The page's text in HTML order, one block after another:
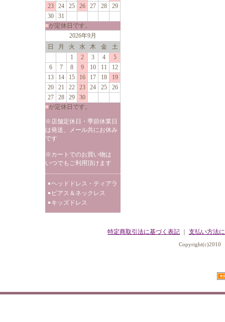
23
24 25 26 27 28
29
30
31
■が定休日です。
2026年9月
日
月 火 水 木 金
土
1
2 3 4
5
6
7 8 9 10 11
12
13
14 15 16 17 18
19
20
21 22 23 24 25
26
27
28 29
30
■が定休日です。
※店舗定休日・季節休業日
は発送、メール共にお休み
です
※カートでのお買い物は
いつでもご利用頂けます
ヘッドドレス・ティアラ
ピアス＆ネックレス
キッズドレス
特定商取引法に基づく表記 支払い方法
Copyright(c)2010